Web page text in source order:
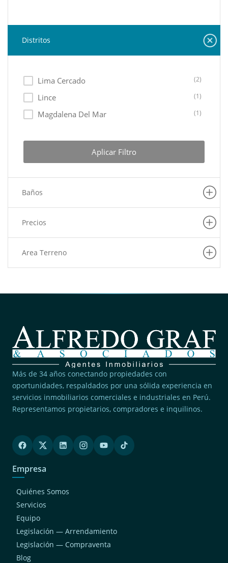
Distritos
Lima Cercado (2)
Lince (1)
Magdalena Del Mar (1)
Aplicar Filtro
Baños
Precios
Area Terreno
Más de 34 años conectando propiedades con
oportunidades, respaldados por una sólida experiencia en
servicios inmobiliarios comerciales e industriales en Perú.
Representamos propietarios, compradores e inquilinos.
Empresa
Quiénes Somos
Servicios
Equipo
Legislación — Arrendamiento
Legislación — Compraventa
Blog